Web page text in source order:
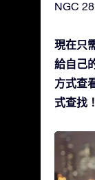
NGC
現在只
給自己
方式查
式查找！